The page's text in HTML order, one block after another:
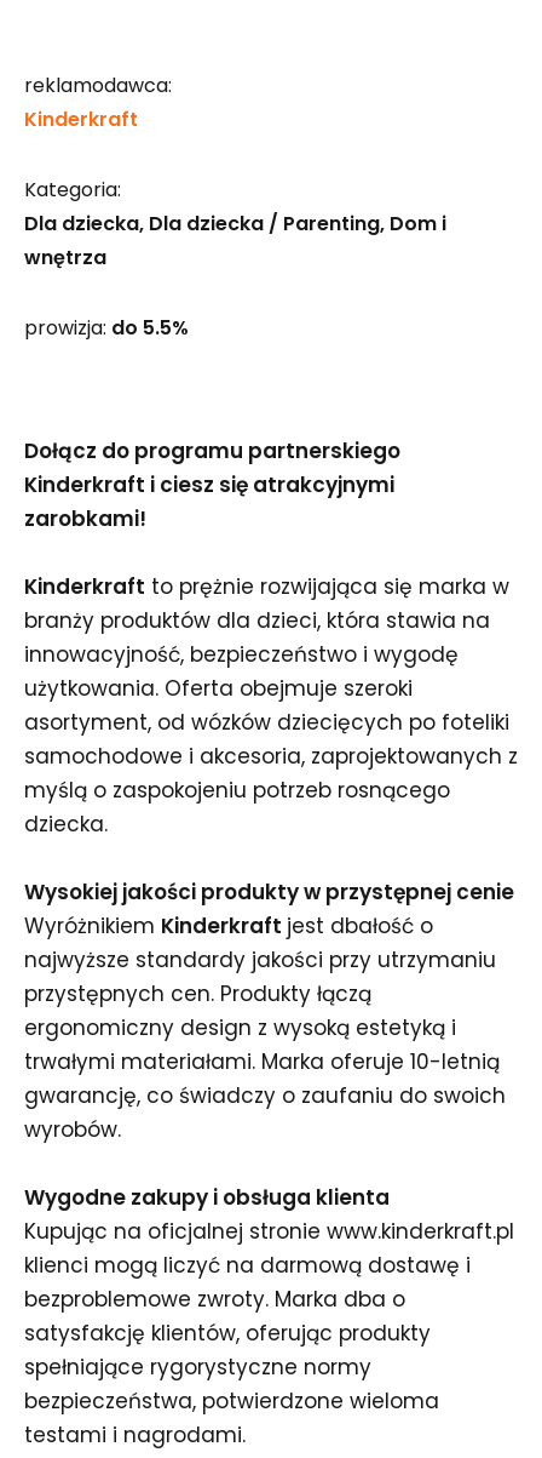
reklamodawca:
Kinderkraft
Kategoria:
Dla dziecka Dla dziecka / Parenting Dom i
wnętrza
prowizja: do 5.5%
Dołącz do programu partnerskiego
Kinderkraft i ciesz się atrakcyjnymi
zarobkami!
Kinderkraft to prężnie rozwijająca się marka w
branży produktów dla dzieci, która stawia na
innowacyjność, bezpieczeństwo i wygodę
użytkowania. Oferta obejmuje szeroki
asortyment, od wózków dziecięcych po foteliki
samochodowe i akcesoria, zaprojektowanych z
myślą o zaspokojeniu potrzeb rosnącego
dziecka.
Wysokiej jakości produkty w przystępnej cenie
Wyróżnikiem Kinderkraft jest dbałość o
najwyższe standardy jakości przy utrzymaniu
przystępnych cen. Produkty łączą
ergonomiczny design z wysoką estetyką i
trwałymi materiałami. Marka oferuje 10-letnią
gwarancję, co świadczy o zaufaniu do swoich
wyrobów.
Wygodne zakupy i obsługa klienta
Kupując na oficjalnej stronie www.kinderkraft.pl
klienci mogą liczyć na darmową dostawę i
bezproblemowe zwroty. Marka dba o
satysfakcję klientów, oferując produkty
spełniające rygorystyczne normy
bezpieczeństwa, potwierdzone wieloma
testami i nagrodami.